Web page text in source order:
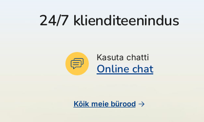
24/7 klienditeenindus
Kasuta chatti
Online chat
Kõik meie bürood